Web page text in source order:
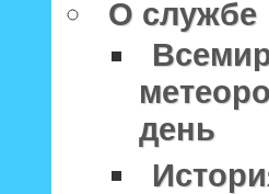
О службе
день